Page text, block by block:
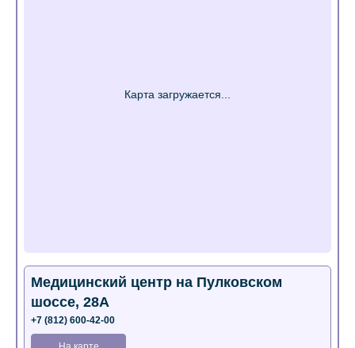
Медицинский центр на Пулковском
шоссе, 28А
+7 (812) 600-42-00